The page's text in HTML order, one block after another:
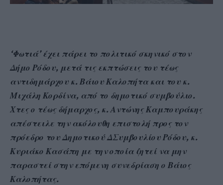
‘Φωτιά’ έχει πάρει το πολιτικό σκηνικό στον
Δήμο Ρόδου, μετά τις εκπτώσεις του τέως
αντιδημάρχου κ. Βάιου Καλοπήτα και του κ.
Μιχάλη Κορδίνα, από το δημοτικό συμβούλιο.
Χτες ο τέως δήμαρχος, κ. Αντώνης Καμπουράκης
απέστειλε την ακόλουθη επιστολή προς τον
πρόεδρο του Δημοτικού ΔΣυμβουλίου Ρόδου, κ.
Κυριάκο Κασάπη με την οποία ζητεί να μην
παραστεί στην επόμενη συνεδρίαση ο Βάιος
Καλοπήτας.